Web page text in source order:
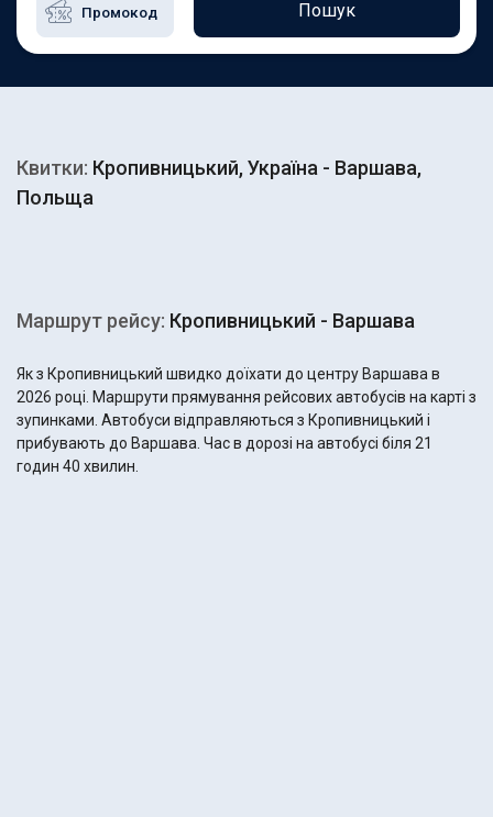
Пошук
Квитки: Кропивницький, Україна - Варшава,
Польща
Маршрут рейсу: Кропивницький - Варшава
Як з Кропивницький швидко доїхати до центру Варшава в
2026 році. Маршрути прямування рейсових автобусів на карті з
зупинками. Автобуси відправляються з Кропивницький і
прибувають до Варшава. Час в дорозі на автобусі біля 21
годин 40 хвилин.